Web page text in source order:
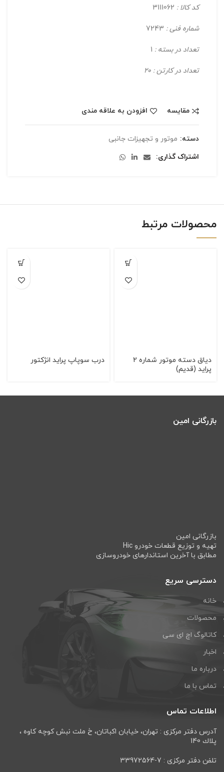
کد کالا :
شماره فنی :
تعداد در بسته :
تعداد در کارتن : 20
مقایسه افزودن به علاقه مندی
دسته: موتور و تجهیزات جانبی
اشتراک گذاری
محصولات مرتبط
دیاق دسته موتور شماره 2
پراید (قدیم)
درب سوپاپ پراید انژکتور
بازرگانی امین
بازرگانی امین
تهیه و توزیع قطعات خودرو Hic
مطابق با آخرین استاندارهای خودروسازی
دسترسی سریع
خانه
محصولات
کاتالوگ اچ ای سی
اخبار
درباره ما
تماس با ما
اطلاعات تماس
آدرس دفتر مرکزی : تهران، خيابان اكباتان، خ ملت نبش كوچه كاوه ،
پلاك 140
تلفن دفتر مرکزی : 7-33972564